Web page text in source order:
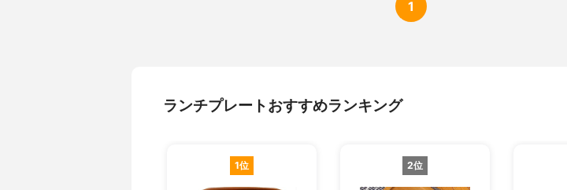
1
ランチプレートおすすめランキング
1位 2位